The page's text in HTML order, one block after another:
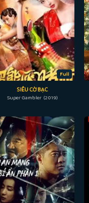
Full
SIÊU CỜ BẠC
Super Gambler (2019)